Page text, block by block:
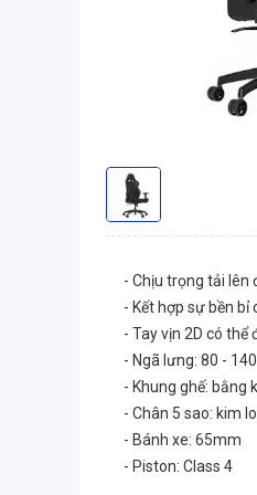
- Chịu trọng tải lên
- Kết hợp sự bền bỉ
- Tay vịn 2D có thể
- Ngã lưng: 80 -
- Khung ghế: bằng
- Chân 5 sao: kim
- Bánh xe: 65mm
- Piston: Class 4